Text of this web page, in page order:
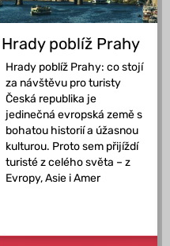
Hrady poblíž Prahy
Hrady poblíž Prahy: co stojí
za návštěvu pro turisty
Česká republika je
jedinečná evropská země s
bohatou historií a úžasnou
kulturou. Proto sem přijíždí
turisté z celého světa – z
Evropy, Asie i Amer